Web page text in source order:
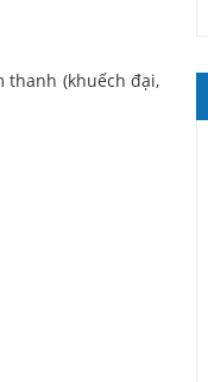
(khuếch đại,